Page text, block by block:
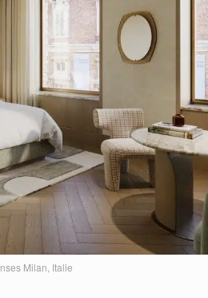
Milan, Italie